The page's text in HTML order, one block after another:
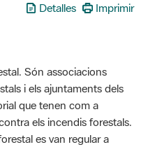
Detalles Imprimir
Són associacions
i els ajuntaments dels
que tenen com a
els incendis forestals.
es van regular a